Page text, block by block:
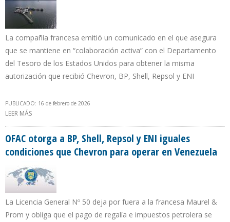
La compañía francesa emitió un comunicado en el que asegura
que se mantiene en “colaboración activa” con el Departamento
del Tesoro de los Estados Unidos para obtener la misma
autorización que recibió Chevron, BP, Shell, Repsol y ENI
PUBLICADO: 16 de febrero de 2026
LEER MÁS
OFAC otorga a BP, Shell, Repsol y ENI iguales
condiciones que Chevron para operar en Venezuela
La Licencia General Nº 50 deja por fuera a la francesa Maurel &
Prom y obliga que el pago de regalía e impuestos petrolera se